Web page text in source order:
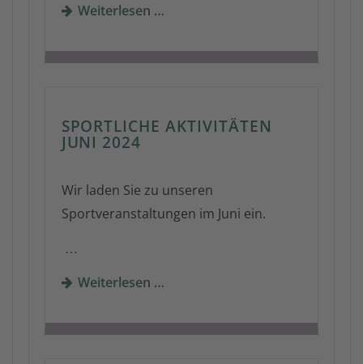
Weiterlesen …
SPORTLICHE AKTIVITÄTEN
JUNI 2024
Wir laden Sie zu unseren
Sportveranstaltungen im Juni ein.
…
Weiterlesen …